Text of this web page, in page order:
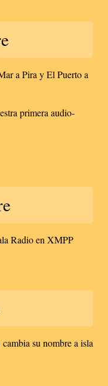
a Pira y El Puerto a
primera audio-
Radio en XMPP
su nombre a isla